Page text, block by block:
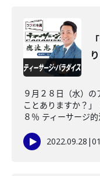
９月２８日（水）
ことありますか？
８％ ティーサージ
2022.09.28 |